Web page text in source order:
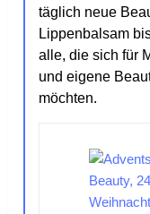
täglich neue
Lippenbalsam
alle, die sich für
und eigene
möchten.